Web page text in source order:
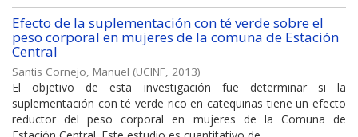
Efecto de la suplementación con té verde sobre el
peso corporal en mujeres de la comuna de Estación
Central
Santis Cornejo, Manuel (UCINF, 2013)
El objetivo de esta investigación fue determinar si la
suplementación con té verde rico en catequinas tiene un efecto
reductor del peso corporal en mujeres de la Comuna de